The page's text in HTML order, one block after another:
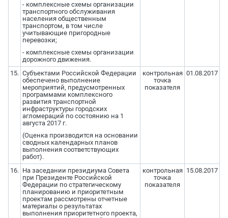
- комплексные схемы организации
транспортного обслуживания
населения общественным
транспортом, в том числе
учитывающие пригородные
перевозки;
- комплексные схемы организации
дорожного движения.
15. Субъектами Российской Федерации
обеспечено выполнение
мероприятий, предусмотренных
программами комплексного
развития транспортной
инфраструктуры городских
агломераций по состоянию на 1
августа 2017 г.
(Оценка производится на основании
сводных календарных планов
выполнения соответствующих
работ).
контрольная
точка
показателя
01.08.2017
16. На заседании президиума Совета
при Президенте Российской
Федерации по стратегическому
планированию и приоритетным
проектам рассмотрены отчетные
материалы о результатах
выполнения приоритетного проекта,
контрольная
точка
показателя
15.08.2017